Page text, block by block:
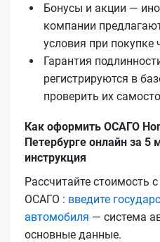
Бонусы и акции —
компании
условия при покупке
Гарантия
регистрируются в
проверить их
Как оформить ОСАГО
Петербурге онлайн за 5
инструкция
Рассчитайте стоимость
ОСАГО : введите
автомобиля — система
основные данные.